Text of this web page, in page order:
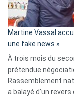
Martine Vassal
une fake news »
À trois mois du
prétendue
Rassemblement
a balayé d’un